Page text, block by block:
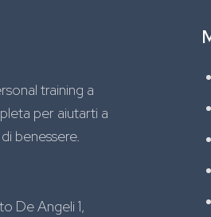
training a
per aiutarti a
benessere.
De Angeli 1,